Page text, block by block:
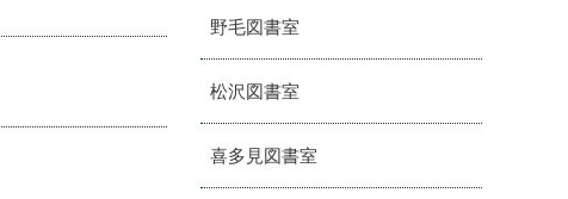
野毛図書室
松沢図書室
喜多見図書室